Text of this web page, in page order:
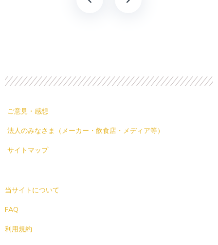
ご意見・感想
法人のみなさま（メーカー・飲食店・メディア等）
サイトマップ
当サイトについて
FAQ
利用規約